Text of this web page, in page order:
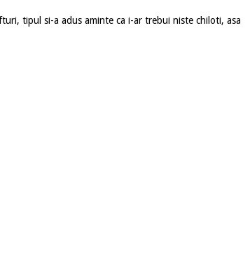
tipul si-a adus aminte ca i-ar trebui niste chiloti, asa